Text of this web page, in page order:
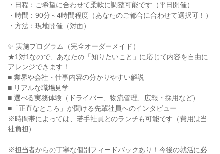
・日程：ご希望に合わせて柔軟に調整可能です（平日開催）
・時間：90分～4時間程度（あなたのご都合に合わせて選択可！）
・方法：現地開催（対面）
✨ 実施プログラム（完全オーダーメイド）
★1対1なので、あなたの「知りたいこと」に応じて内容を自由に
アレンジできます！
■ 業界や会社・仕事内容の分かりやすい解説
■ リアルな職場見学
■ 選べる実務体験（ドライバー、物流管理、広報・採用など）
■「正直なところ」が聞ける先輩社員へのインタビュー
※時間帯によっては、若手社員とのランチも可能です（費用は当
社負担）
※担当者からの丁寧な個別フィードバックあり！今後の就活に必